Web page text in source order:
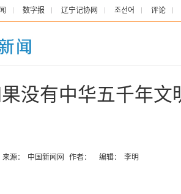
数字报 辽宁记协网 조선어 评论
没有中华五千年文
来源： 中国新闻网 作者： 编辑： 李明